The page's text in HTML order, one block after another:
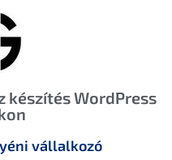
készítés WordPress
vállalkozó